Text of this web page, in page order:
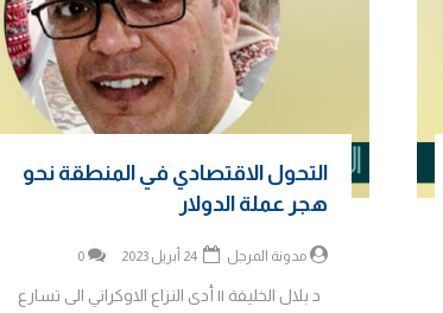
التحول الاقتصادي في المنطقة نحو
هجر عملة الدولار
مدونة المرجل 24 أبريل 2023 0
د بلال الخليفة || أدى النزاع الاوكراني الى تسارع